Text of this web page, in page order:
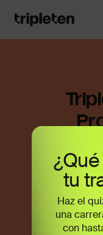
mucho
tu
Haz el
una
con